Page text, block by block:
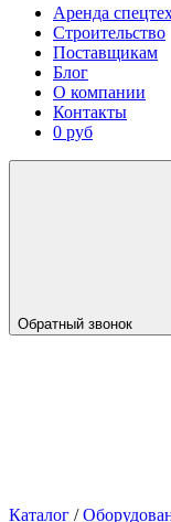
Аренда
Строительство
Поставщикам
Блог
О компании
Контакты
0 руб
Обратный звонок
Каталог /